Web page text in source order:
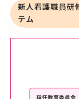
新人看護職員研
テム